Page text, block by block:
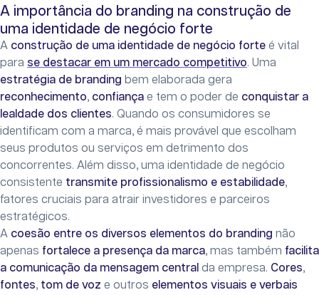
A importância do branding na construção de
uma identidade de negócio forte
A construção de uma identidade de negócio forte é vital
para se destacar em um mercado competitivo. Uma
estratégia de branding bem elaborada gera
reconhecimento, confiança e tem o poder de conquistar a
lealdade dos clientes. Quando os consumidores se
identificam com a marca, é mais provável que escolham
seus produtos ou serviços em detrimento dos
concorrentes. Além disso, uma identidade de negócio
consistente transmite profissionalismo e estabilidade,
fatores cruciais para atrair investidores e parceiros
estratégicos.
A coesão entre os diversos elementos do branding não
apenas fortalece a presença da marca, mas também facilita
a comunicação da mensagem central da empresa. Cores,
fontes, tom de voz e outros elementos visuais e verbais